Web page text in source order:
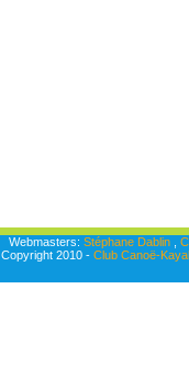
Webmasters: Stéphane Dablin,
Copyright 2010 - Club Canoë-